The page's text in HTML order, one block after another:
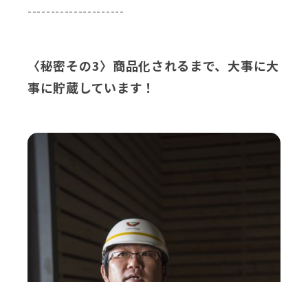
---------------------
〈秘密その3〉商品化されるまで、大事に大
事に貯蔵しています！